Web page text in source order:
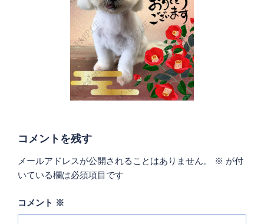
コメントを残す
メールアドレスが公開されることはありません。 ※ が付
いている欄は必須項目です
コメント ※